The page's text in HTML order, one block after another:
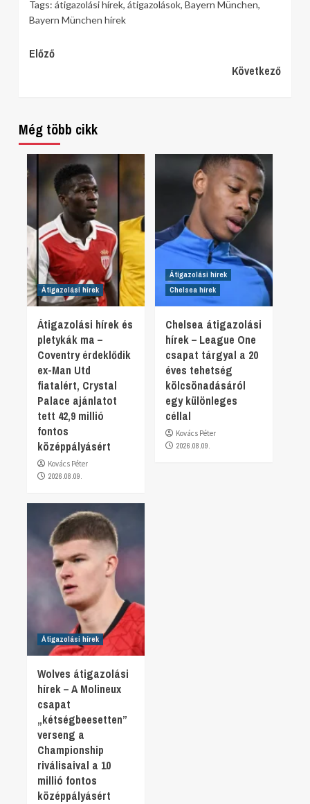
Tags: átigazolási hírek, átigazolások, Bayern München,
Bayern München hírek
Continue
Előző
Következő
Még több cikk
Átigazolási hírek
Átigazolási hírek és
pletykák ma –
Coventry érdeklődik
ex-Man Utd
fiatalért, Crystal
Palace ajánlatot
tett 42,9 millió
fontos
középpályásért
Kovács Péter
2026.08.09.
Átigazolási hírek
Chelsea hírek
Chelsea átigazolási
hírek – League One
csapat tárgyal a 20
éves tehetség
kölcsönadásáról
egy különleges
céllal
Kovács Péter
2026.08.09.
Átigazolási hírek
Wolves átigazolási
hírek – A Molineux
csapat
„kétségbeesetten”
verseng a
Championship
riválisaival a 10
millió fontos
középpályásért